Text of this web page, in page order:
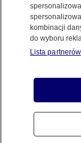
Donald
Dzong
granicy obu
kombinacji
do wyboru
Lista